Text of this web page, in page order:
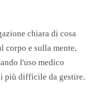
chiara di cosa
corpo e sulla mente,
l'uso medico
più difficile da gestire.